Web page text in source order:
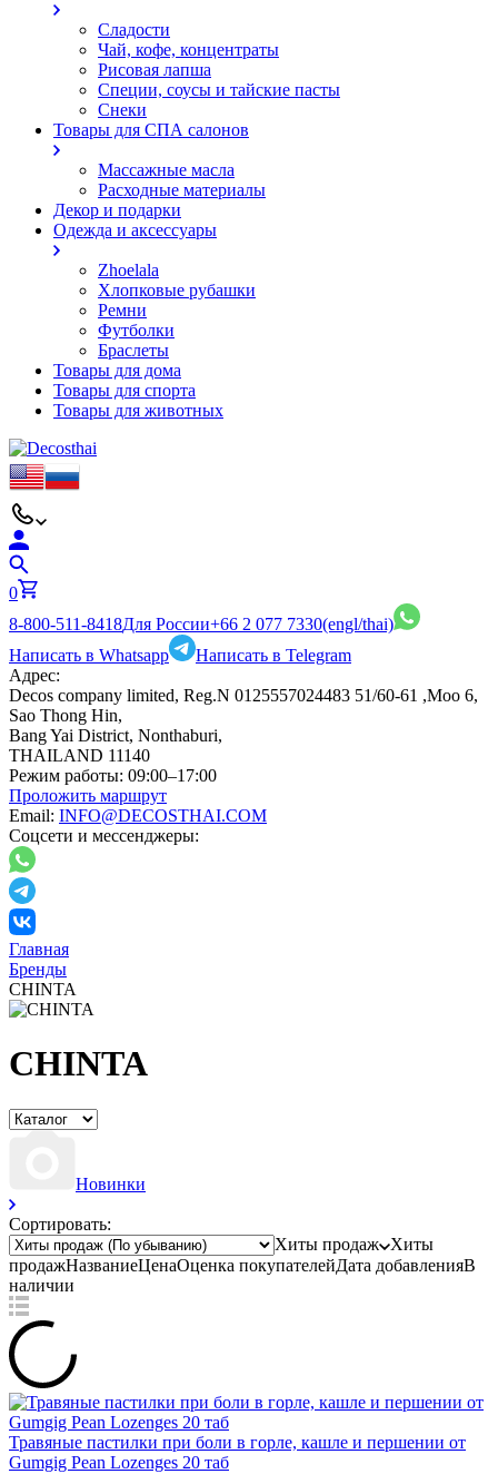
Сладости
Чай, кофе, концентраты
Рисовая лапша
Специи, соусы и тайские пасты
Снеки
Товары для СПА салонов
Массажные масла
Расходные материалы
Декор и подарки
Одежда и аксессуары
Zhoelala
Хлопковые рубашки
Ремни
Футболки
Браслеты
Товары для дома
Товары для спорта
Товары для животных
0
8-800-511-8418Для России+66 2 077 7330(engl/thai)
Написать в Whatsapp
Написать в Telegram
Адрес:
Decos company limited, Reg.N 0125557024483 51/60-61 ,Moo 6,
Sao Thong Hin,
Bang Yai District, Nonthaburi,
THAILAND 11140
Режим работы: 09:00–17:00
Проложить маршрут
Email: INFO@DECOSTHAI.COM
Соцсети и мессенджеры:
Главная
Бренды
CHINTA
CHINTA
Новинки
Сортировать:
Хиты продаж
Хиты
продажНазваниеЦенаОценка покупателейДата добавленияВ
наличии
Травяные пастилки при боли в горле, кашле и першении от
Gumgig Pean Lozenges 20 таб